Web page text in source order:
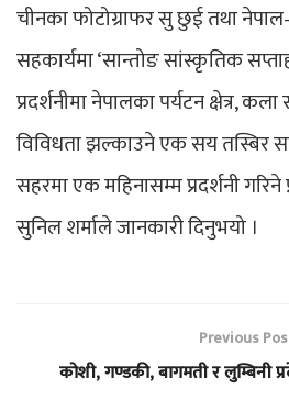
चीनका फोटोग्राफर सु छुई तथा
सहकार्यमा ‘सान्तोङ सांस्कृतिक
प्रदर्शनीमा नेपालका पर्यटन क्षेत्र,
विविधता झल्काउने एक सय तस्बिर
सहरमा एक महिनासम्म प्रदर्शनी
सुनिल शर्माले जानकारी दिनुभयो ।
Previous
कोशी, गण्डकी, बागमती र लुम्बिनी